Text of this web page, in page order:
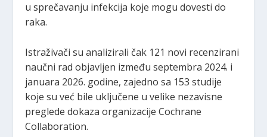
u sprečavanju infekcija koje mogu dovesti do
raka.
Istraživači su analizirali čak 121 novi recenzirani
naučni rad objavljen između septembra 2024. i
januara 2026. godine, zajedno sa 153 studije
koje su već bile uključene u velike nezavisne
preglede dokaza organizacije Cochrane
Collaboration.